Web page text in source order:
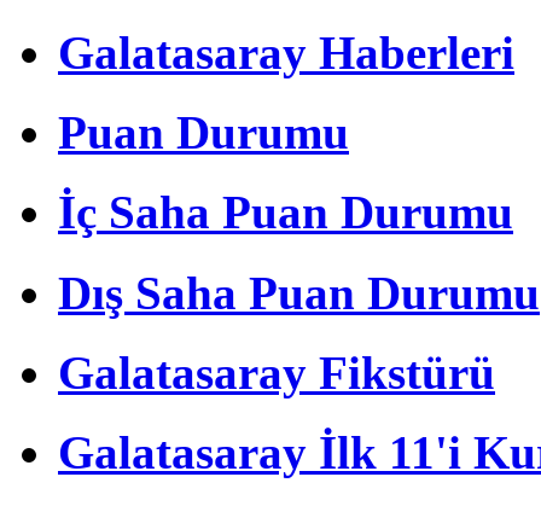
Galatasaray Haberleri
Puan Durumu
İç Saha Puan Durumu
Dış Saha Puan Durumu
Galatasaray Fikstürü
Galatasaray İlk 11'i